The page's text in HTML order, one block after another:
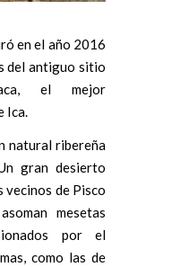
en el año 2016
del antiguo sitio
el mejor
Ica.
natural ribereña
gran desierto
vecinos de Pisco
mesetas
por el
como las de